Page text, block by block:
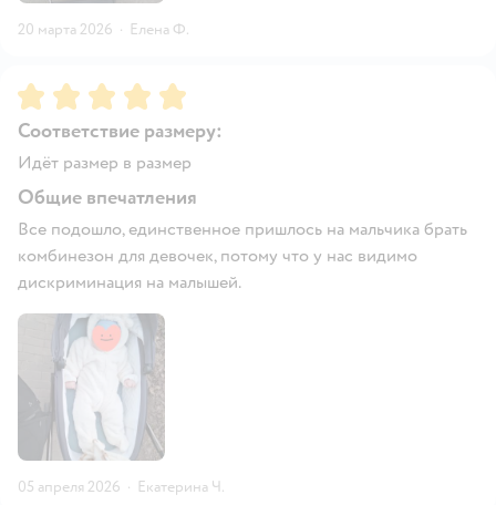
20 марта 2026 · Елена Ф.
Рейтинг:5
Соответствие размеру:
Идёт размер в размер
Общие впечатления
Все подошло, единственное пришлось на мальчика брать
комбинезон для девочек, потому что у нас видимо
дискриминация на малышей.
05 апреля 2026 · Екатерина Ч.